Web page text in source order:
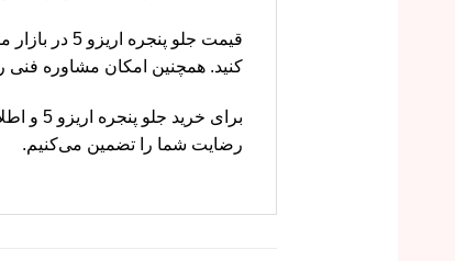
قیمت جلو
کنید. همچنین امکان مشاوره
برای
رضایت شما را تضمین می‌کنیم.